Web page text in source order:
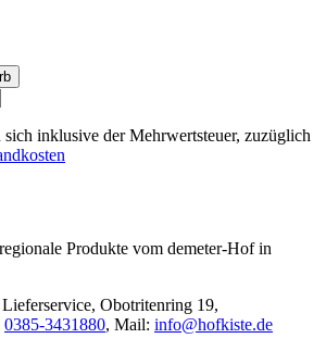
inklusive der Mehrwertsteuer, zuzüglich
Produkte vom demeter-Hof in
Obotritenring 19,
0385-3431880, Mail: info@hofkiste.de